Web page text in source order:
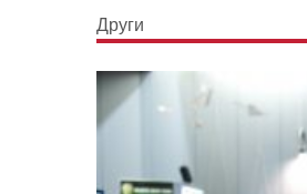
Други